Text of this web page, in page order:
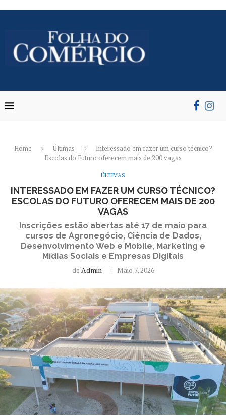
Home Últimas
Interessado em fazer um curso técnico?
Escolas do Futuro oferecem mais de 200 vagas
ÚLTIMAS
INTERESSADO EM FAZER UM CURSO TÉCNICO?
ESCOLAS DO FUTURO OFERECEM MAIS DE 200
VAGAS
Inscrições estão abertas até 17 de maio para
cursos de Agronegócio, Ciência de Dados,
Desenvolvimento Web e Mobile, Marketing e
Mídias Sociais e Empresas Digitais
de Admin Maio 7, 2026